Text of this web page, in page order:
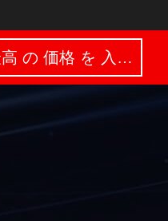
最高 の 価格 を 入手 する